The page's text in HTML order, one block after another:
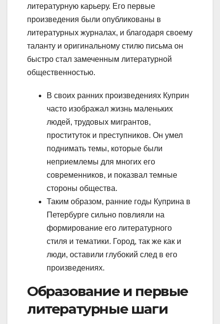
литературную карьеру. Его первые
произведения были опубликованы в
литературных журналах, и благодаря своему
таланту и оригинальному стилю письма он
быстро стал замеченным литературной
общественностью.
В своих ранних произведениях Куприн
часто изображал жизнь маленьких
людей, трудовых мигрантов,
проституток и преступников. Он умел
поднимать темы, которые были
неприемлемы для многих его
современников, и показвал темные
стороны общества.
Таким образом, ранние годы Куприна в
Петербурге сильно повлияли на
формирование его литературного
стиля и тематики. Город, так же как и
люди, оставили глубокий след в его
произведениях.
Образование и первые
литературные шаги